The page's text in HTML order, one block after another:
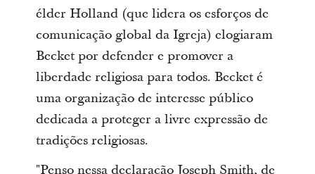
élder Holland (que lidera os esforços de
comunicação global da Igreja) elogiaram
Becket por defender e promover a
liberdade religiosa para todos. Becket é
uma organização de interesse público
dedicada a proteger a livre expressão de
tradições religiosas.
"Penso nessa declaração Joseph Smith, de